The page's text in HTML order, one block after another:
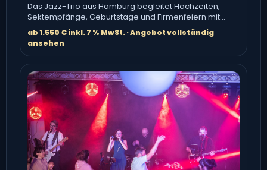
Das Jazz-Trio aus Hamburg begleitet Hochzeiten,
Sektempfänge, Geburtstage und Firmenfeiern mit
niveauvoller Hintergrundmusik.
ab 1.550 € inkl. 7 % MwSt. · Angebot vollständig
ansehen